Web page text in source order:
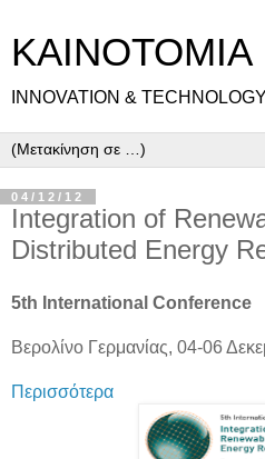
ΚΑΙΝΟΤΟΜΙΑ
INNOVATION &
04/12/12
Integration of
Distributed Energy
5th International Conference
Βερολίνο Γερμανίας, 04-06
Περισσότερα